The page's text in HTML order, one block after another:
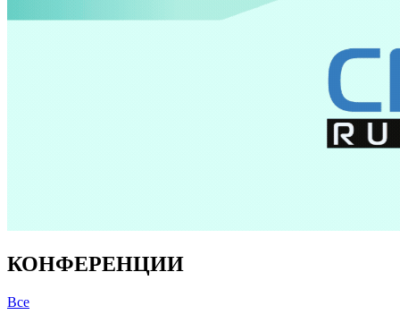
КОНФЕРЕНЦИИ
Все